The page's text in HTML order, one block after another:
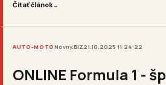
Čítať článok→
AUTO-MOTONovny.BIZ21.10.2025 11:24:22
ONLINE Formula 1 -